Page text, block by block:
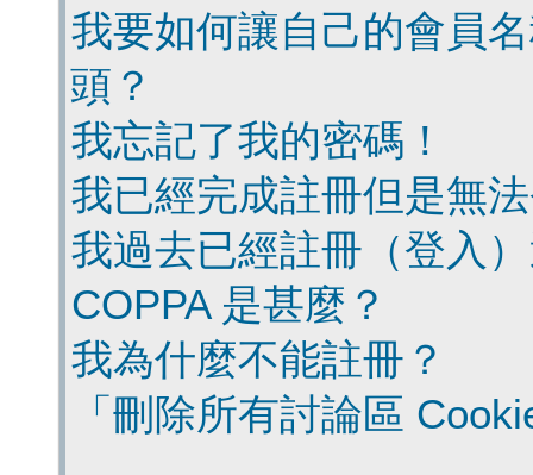
我要如何讓自己的會員
頭？
我忘記了我的密碼！
我已經完成註冊但是無
我過去已經註冊（登入
COPPA 是甚麼？
我為什麼不能註冊？
「刪除所有討論區